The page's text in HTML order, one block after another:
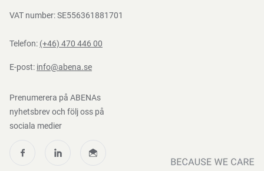
VAT number: SE556361881701
Telefon: (+46) 470 446 00
E-post: info@abena.se
Prenumerera på ABENAs
nyhetsbrev och följ oss på
sociala medier